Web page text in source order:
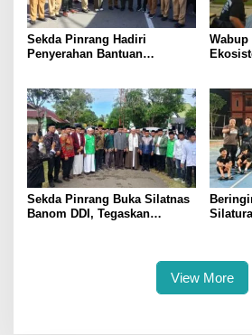
Sekda Pinrang Hadiri
Penyerahan Bantuan
Wabup
Sekda Pinrang Buka Silatnas
Banom DDI, Tegaskan
View More